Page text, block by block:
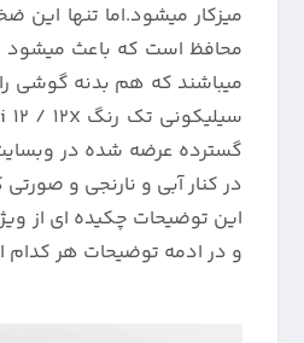
محافظ است که باعث میشود
میباشند که هم بدنه گوشی
گسترده عرضه شده در
در کنار آبی و نارنجی و
و در ادمه توضیحات هر